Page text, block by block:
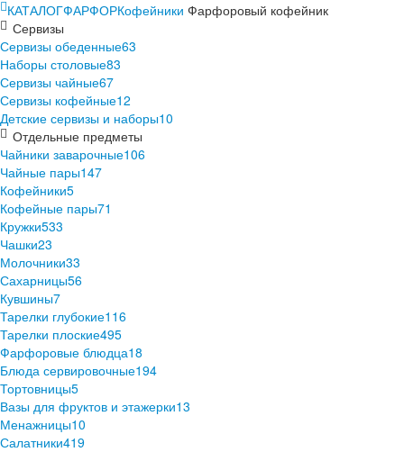
КАТАЛОГФАРФОРКофейники Фарфоровый кофейник
Сервизы
Сервизы обеденные63
Наборы столовые83
Сервизы чайные67
Сервизы кофейные12
Детские сервизы и наборы10
Отдельные предметы
Чайники заварочные106
Чайные пары147
Кофейники5
Кофейные пары71
Кружки533
Чашки23
Молочники33
Сахарницы56
Кувшины7
Тарелки глубокие116
Тарелки плоские495
Фарфоровые блюдца18
Блюда сервировочные194
Тортовницы5
Вазы для фруктов и этажерки13
Менажницы10
Салатники419